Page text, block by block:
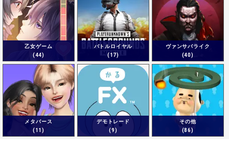
乙女ゲーム
(44)
バトルロイヤル
(17)
ヴァンサバライク
(40)
メタバース
(11)
デモトレード
(9)
その他
(86)